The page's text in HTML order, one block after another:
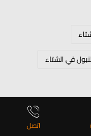
في الشتاء
اتصل